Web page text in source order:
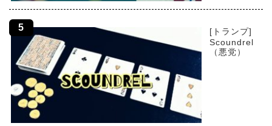
[トランプ]
Scoundrel
（悪党）